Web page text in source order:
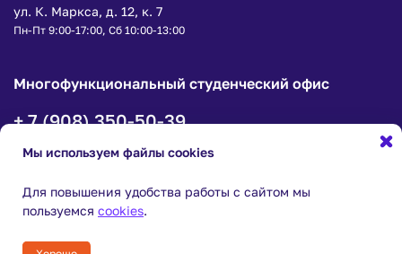
ул. К. Маркса, д. 12, к. 7
Пн-Пт 9:00-17:00, Сб 10:00-13:00
Многофункциональный студенческий офис
+ 7 (908) 350-50-39
пн-чт с 9:00 до 18:00, пт с 9:00 до 16:45
© ФГБОУ ВО «Уфимский университет науки и технологий»
Мы используем файлы cookies
Для повышения удобства работы с сайтом мы
пользуемся cookies.